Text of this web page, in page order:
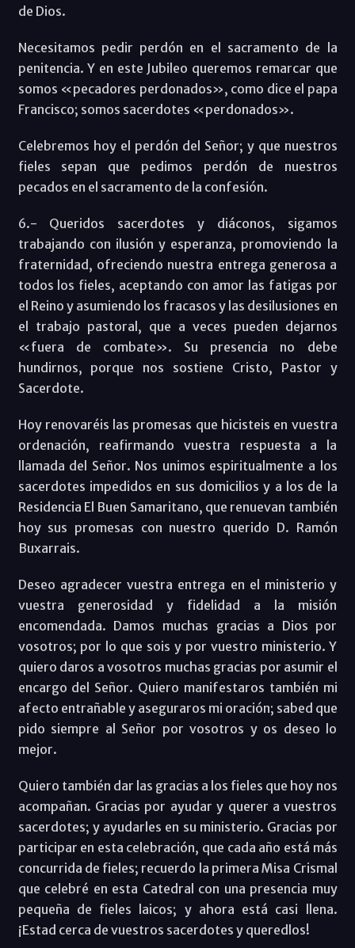
de Dios.
Necesitamos pedir perdón en el sacramento de la
penitencia. Y en este Jubileo queremos remarcar que
somos «pecadores perdonados», como dice el papa
Francisco; somos sacerdotes «perdonados».
Celebremos hoy el perdón del Señor; y que nuestros
fieles sepan que pedimos perdón de nuestros
pecados en el sacramento de la confesión.
6.- Queridos sacerdotes y diáconos, sigamos
trabajando con ilusión y esperanza, promoviendo la
fraternidad, ofreciendo nuestra entrega generosa a
todos los fieles, aceptando con amor las fatigas por
el Reino y asumiendo los fracasos y las desilusiones en
el trabajo pastoral, que a veces pueden dejarnos
«fuera de combate». Su presencia no debe
hundirnos, porque nos sostiene Cristo, Pastor y
Sacerdote.
Hoy renovaréis las promesas que hicisteis en vuestra
ordenación, reafirmando vuestra respuesta a la
llamada del Señor. Nos unimos espiritualmente a los
sacerdotes impedidos en sus domicilios y a los de la
Residencia El Buen Samaritano, que renuevan también
hoy sus promesas con nuestro querido D. Ramón
Buxarrais.
Deseo agradecer vuestra entrega en el ministerio y
vuestra generosidad y fidelidad a la misión
encomendada. Damos muchas gracias a Dios por
vosotros; por lo que sois y por vuestro ministerio. Y
quiero daros a vosotros muchas gracias por asumir el
encargo del Señor. Quiero manifestaros también mi
afecto entrañable y aseguraros mi oración; sabed que
pido siempre al Señor por vosotros y os deseo lo
mejor.
Quiero también dar las gracias a los fieles que hoy nos
acompañan. Gracias por ayudar y querer a vuestros
sacerdotes; y ayudarles en su ministerio. Gracias por
participar en esta celebración, que cada año está más
concurrida de fieles; recuerdo la primera Misa Crismal
que celebré en esta Catedral con una presencia muy
pequeña de fieles laicos; y ahora está casi llena.
¡Estad cerca de vuestros sacerdotes y queredlos!